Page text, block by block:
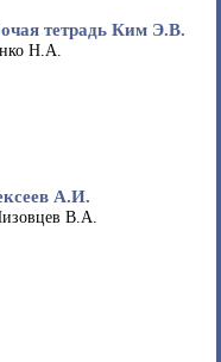
тетрадь Ким Э.В.
Н.А.
А.И.
В.А.